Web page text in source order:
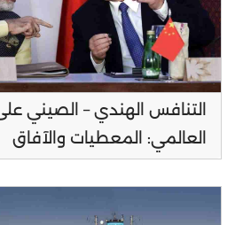
التنافس الهندي – الصيني
العالمي: المعطيات والآفاق